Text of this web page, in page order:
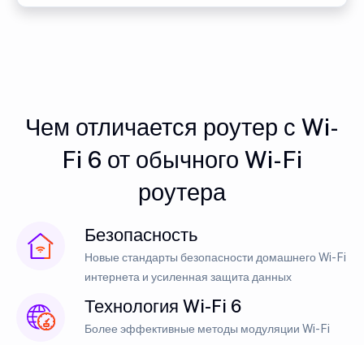
Чем отличается роутер с Wi-
Fi 6 от обычного Wi-Fi
роутера
Безопасность
Новые стандарты безопасности домашнего Wi-Fi
интернета и усиленная защита данных
Технология Wi-Fi 6
Более эффективные методы модуляции Wi-Fi